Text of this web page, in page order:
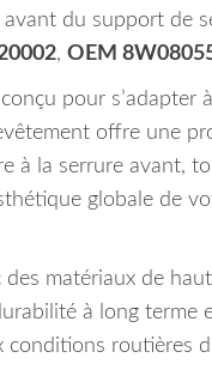
avant du support de
, OEM
pour s’adapter
offre une
à la serrure avant,
globale de
des matériaux de
à long terme
conditions routières